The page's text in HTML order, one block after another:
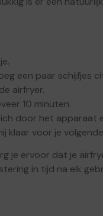
een paar schijfjes
airfryer.
10 minuten.
door het apparaat
klaar voor je
je ervoor dat je
in tijd na elk